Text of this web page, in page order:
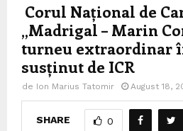
Corul Național de
„Madrigal – Marin
turneu extraordinar
susținut de ICR
de Ion Marius Tatomir August 18,
SHARE 0